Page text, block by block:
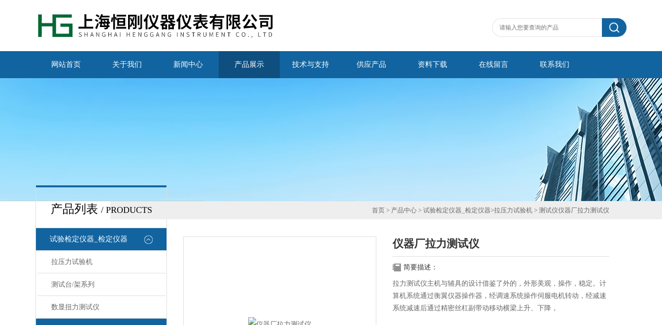
网站首页 关于我们 新闻中心 产品展示 技术与支持 供应产品 资料下载 在线留言 联系我们
产品列表 / PRODUCTS
试验检定仪器_检定仪器
拉压力试验机
测试台/架系列
数显扭力测试仪
首页 > 产品中心 > 试验检定仪器_检定仪器>拉压力试验机 > 测试仪仪器厂拉力测试仪
仪器厂拉力测试仪
简要描述：
拉力测试仪主机与辅具的设计借鉴了外的，外形美观，操作，稳定。计
算机系统通过衡翼仪器操作器，经调速系统操作伺服电机转动，经减速
系统减速后通过精密丝杠副带动移动横梁上升、下降，